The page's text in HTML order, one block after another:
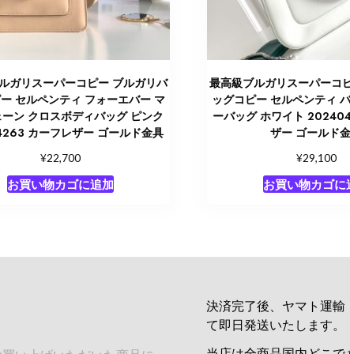
ガリスーパーコピー ブルガリバ
セルペンティ フォーエバー マ
ン クロスボディバッグ ピンク
カーフレザー ゴールド金具
¥22,700
お買い物カゴに追加
最高級ブルガリスーパーコ
ッグコピー セルペンティ
ーバッグ ホワイト
ザー ゴールド
¥29,100
お買い物カゴに
決済完了後、ヤマト運輸
て即日発送いたします。